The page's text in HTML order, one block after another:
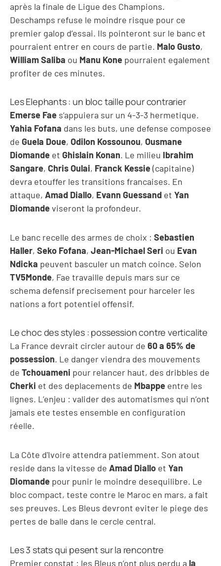
après la finale de Ligue des Champions.
Deschamps refuse le moindre risque pour ce
premier galop d’essai. Ils pointeront sur le banc et
pourraient entrer en cours de partie. Malo Gusto,
William Saliba ou Manu Kone pourraient egalement
profiter de ces minutes.
Les Elephants : un bloc taille pour contrarier
Emerse Fae s’appuiera sur un 4-3-3 hermetique.
Yahia Fofana dans les buts, une defense composee
de Guela Doue, Odilon Kossounou, Ousmane
Diomande et Ghislain Konan. Le milieu Ibrahim
Sangare, Chris Oulai, Franck Kessie(capitaine)
devra etouffer les transitions francaises. En
attaque, Amad Diallo, Evann Guessand et Yan
Diomandeviseront la profondeur.
Le banc recelle des armes de choix : Sebastien
Haller, Seko Fofana, Jean-Michael Seri ou Evan
Ndicka peuvent basculer un match coince. Selon
TV5Monde, Fae travaille depuis mars sur ce
schema defensif precisement pour harceler les
nations a fort potentiel offensif.
Le choc des styles : possession contre verticalite
La France devrait circler autour de 60 a 65% de
possession. Le danger viendra des mouvements
de Tchouameni pour relancer haut, des dribbles de
Cherki et des deplacements de Mbappe entre les
lignes. L’enjeu : valider des automatismes qui n’ont
jamais ete testes ensemble en configuration
réelle.
La Côte d'Ivoire attendra patiemment. Son atout
reside dans la vitesse de Amad Diallo et Yan
Diomande pour punir le moindre desequilibre. Le
bloc compact, teste contre le Maroc en mars, a fait
ses preuves. Les Bleus devront eviter le piege des
pertes de balle dans le cercle central.
Les 3 stats qui pesent sur la rencontre
Premier constat : les Bleus n’ont plus perdu a la